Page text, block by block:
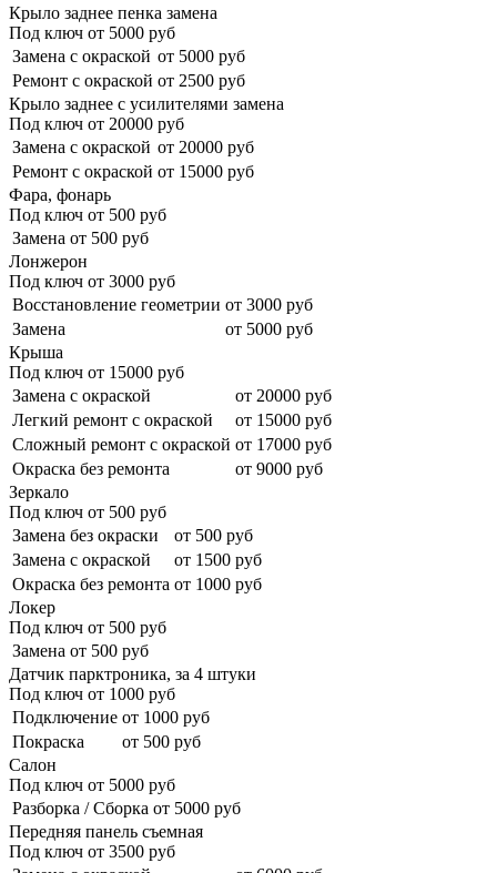
Крыло заднее пенка замена
Под ключ от 5000 руб
Замена с окраской от 5000 руб
Ремонт с окраской от 2500 руб
Крыло заднее с усилителями замена
Под ключ от 20000 руб
Замена с окраской от 20000 руб
Ремонт с окраской от 15000 руб
Фара, фонарь
Под ключ от 500 руб
Замена от 500 руб
Лонжерон
Под ключ от 3000 руб
Восстановление геометрии от 3000 руб
Замена
от 5000 руб
Крыша
Под ключ от 15000 руб
Замена с окраской
от 20000 руб
Легкий ремонт с окраской
от 15000 руб
Сложный ремонт с окраской от 17000 руб
Окраска без ремонта
от 9000 руб
Зеркало
Под ключ от 500 руб
Замена без окраски
от 500 руб
Замена с окраской
от 1500 руб
Окраска без ремонта от 1000 руб
Локер
Под ключ от 500 руб
Замена от 500 руб
Датчик парктроника, за 4 штуки
Под ключ от 1000 руб
Подключение от 1000 руб
Покраска
от 500 руб
Салон
Под ключ от 5000 руб
Разборка / Сборка от 5000 руб
Передняя панель съемная
Под ключ от 3500 руб